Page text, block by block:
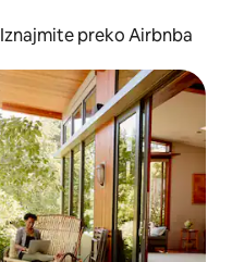
Iznajmite preko Airbnba